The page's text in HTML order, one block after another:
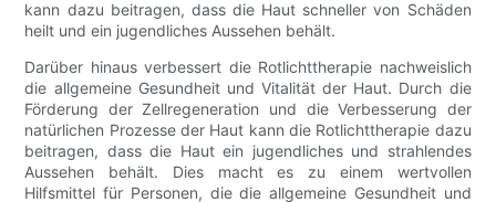
kann dazu beitragen, dass die Haut schneller von Schäden
heilt und ein jugendliches Aussehen behält.
Darüber hinaus verbessert die Rotlichttherapie nachweislich
die allgemeine Gesundheit und Vitalität der Haut. Durch die
Förderung der Zellregeneration und die Verbesserung der
natürlichen Prozesse der Haut kann die Rotlichttherapie dazu
beitragen, dass die Haut ein jugendliches und strahlendes
Aussehen behält. Dies macht es zu einem wertvollen
Hilfsmittel für Personen, die die allgemeine Gesundheit und